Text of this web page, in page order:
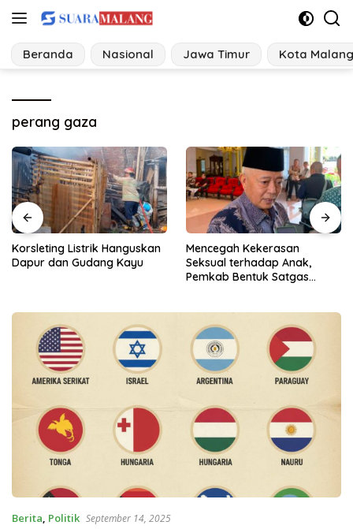
Langsung
konten
Beranda Nasional Jawa Timur Kota Malang
perang gaza
Mencegah Kekerasan
Seksual terhadap Anak,
Proyek Irigasi di
Sumberpucung Diduga
Abaikan SOP, Pengawasan
Berita, Politik September 14, 2025